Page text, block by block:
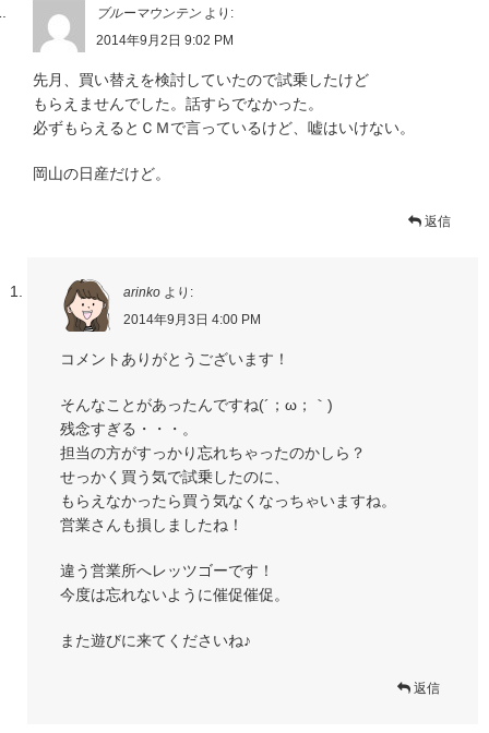
ブルーマウンテン より:
2014年9月2日 9:02 PM
先月、買い替えを検討していたので試乗したけど
もらえませんでした。話すらでなかった。
必ずもらえるとＣＭで言っているけど、嘘はいけない。
岡山の日産だけど。
返信
arinko より:
2014年9月3日 4:00 PM
コメントありがとうございます！
そんなことがあったんですね(´；ω；｀)
残念すぎる・・・。
担当の方がすっかり忘れちゃったのかしら？
せっかく買う気で試乗したのに、
もらえなかったら買う気なくなっちゃいますね。
営業さんも損しましたね！
違う営業所へレッツゴーです！
今度は忘れないように催促催促。
また遊びに来てくださいね♪
返信